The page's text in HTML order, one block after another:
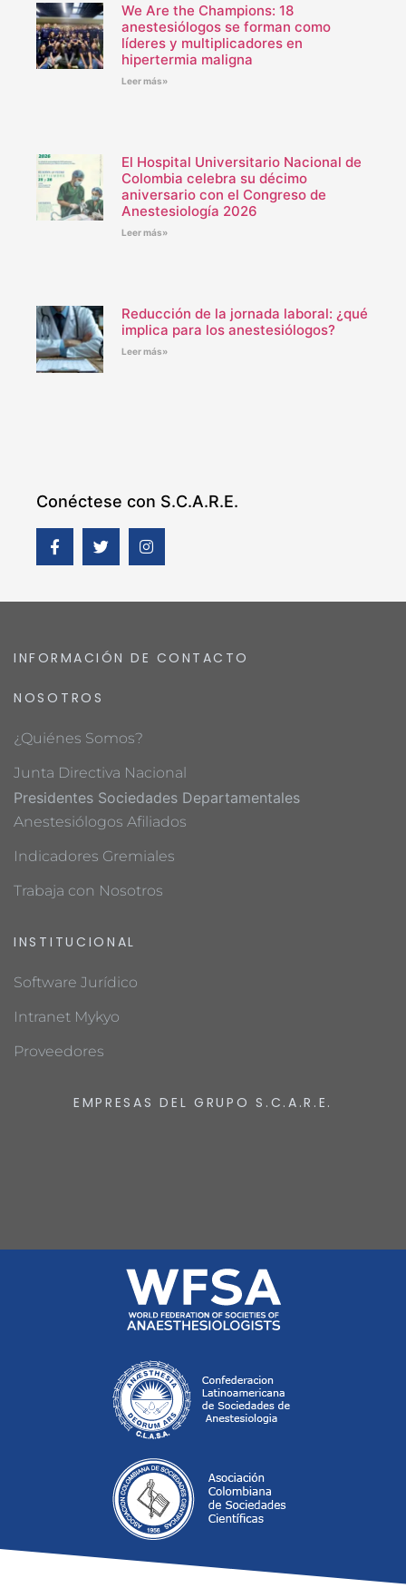
We Are the Champions: 18
anestesiólogos se forman como
líderes y multiplicadores en
hipertermia maligna
Leer más»
El Hospital Universitario Nacional de
Colombia celebra su décimo
aniversario con el Congreso de
Anestesiología 2026
Leer más»
Reducción de la jornada laboral: ¿qué
implica para los anestesiólogos?
Leer más»
Conéctese con S.C.A.R.E.
INFORMACIÓN DE CONTACTO
NOSOTROS
¿Quiénes Somos?
Junta Directiva Nacional
Presidentes Sociedades Departamentales
Anestesiólogos Afiliados
Indicadores Gremiales
Trabaja con Nosotros
INSTITUCIONAL
Software Jurídico
Intranet Mykyo
Proveedores
EMPRESAS DEL GRUPO S.C.A.R.E.